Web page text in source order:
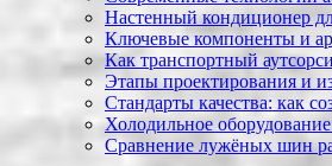
Настенный кондиционер
Ключевые компоненты и
Как транспортный
Этапы проектирования и
Стандарты качества: как
Холодильное
Сравнение лужёных шин